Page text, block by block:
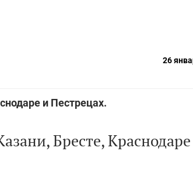
26
и Пестрецах.
Бресте,